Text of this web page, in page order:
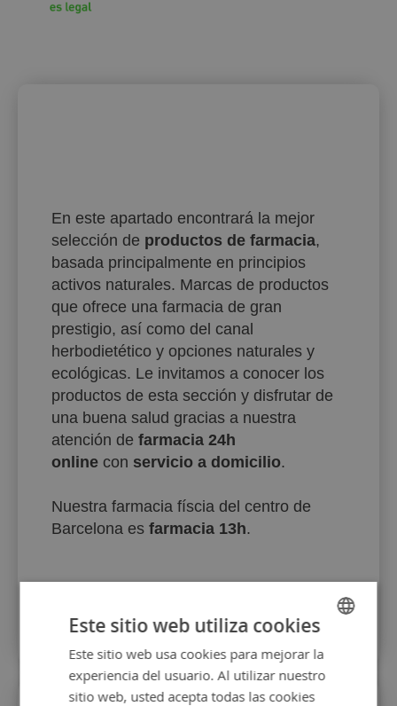
En este apartado encontrará la mejor
selección de productos de farmacia,
basada principalmente en principios
activos naturales. Marcas de productos
que ofrece una farmacia de gran
prestigio, así como del canal
herbodietético y opciones naturales y
ecológicas. Le invitamos a conocer los
productos de esta sección y disfrutar de
una buena salud gracias a nuestra
atención defarmacia 24h
online con servicio a domicilio.
Nuestra farmacia físcia del centro de
Barcelona esfarmacia 13h.
SPANISH
ENGLISH
Este sitio web utiliza cookies
Este sitio web usa cookies para mejorar la
experiencia del usuario. Al utilizar nuestro
sitio web, usted acepta todas las cookies